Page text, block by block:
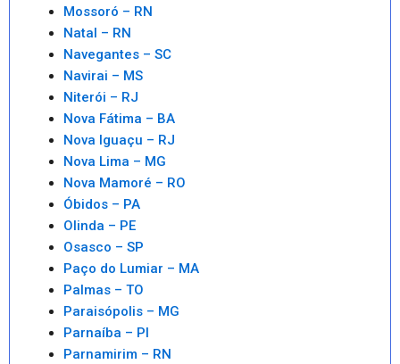
Mossoró – RN
Natal – RN
Navegantes – SC
Navirai – MS
Niterói – RJ
Nova Fátima – BA
Nova Iguaçu – RJ
Nova Lima – MG
Nova Mamoré – RO
Óbidos – PA
Olinda – PE
Osasco – SP
Paço do Lumiar – MA
Palmas – TO
Paraisópolis – MG
Parnaíba – PI
Parnamirim – RN